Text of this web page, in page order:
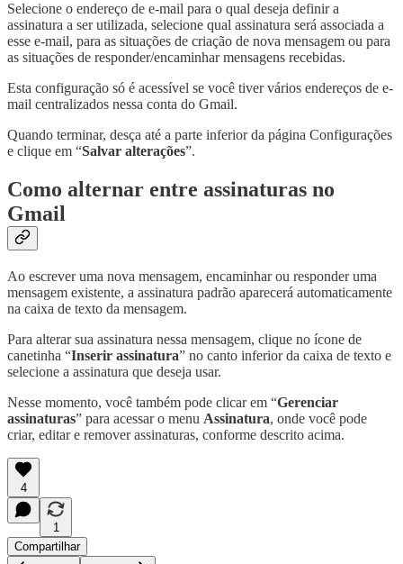
Selecione o endereço de e-mail para o qual deseja definir a
assinatura a ser utilizada, selecione qual assinatura será associada a
esse e-mail, para as situações de criação de nova mensagem ou para
as situações de responder/encaminhar mensagens recebidas.
Esta configuração só é acessível se você tiver vários endereços de e-
mail centralizados nessa conta do Gmail.
Quando terminar, desça até a parte inferior da página Configurações
e clique em “Salvar alterações”.
Como alternar entre assinaturas no
Gmail
Ao escrever uma nova mensagem, encaminhar ou responder uma
mensagem existente, a assinatura padrão aparecerá automaticamente
na caixa de texto da mensagem.
Para alterar sua assinatura nessa mensagem, clique no ícone de
canetinha “Inserir assinatura” no canto inferior da caixa de texto e
selecione a assinatura que deseja usar.
Nesse momento, você também pode clicar em “Gerenciar
assinaturas” para acessar o menu Assinatura, onde você pode
criar, editar e remover assinaturas, conforme descrito acima.
4
1
Compartilhar